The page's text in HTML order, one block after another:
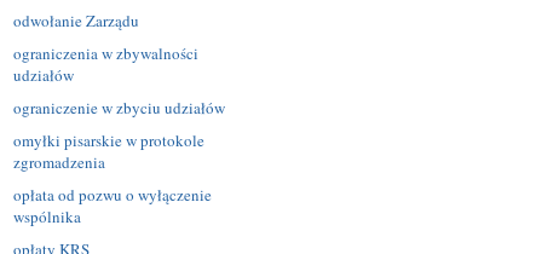
odwołanie Zarządu
ograniczenia w zbywalności
udziałów
ograniczenie w zbyciu udziałów
omyłki pisarskie w protokole
zgromadzenia
opłata od pozwu o wyłączenie
wspólnika
opłaty KRS